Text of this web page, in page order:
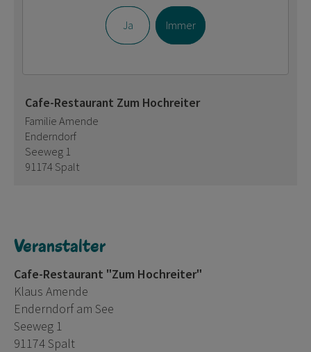
Ja Immer
Cafe-Restaurant Zum Hochreiter
Familie Amende
Enderndorf
Seeweg 1
91174 Spalt
Veranstalter
Cafe-Restaurant "Zum Hochreiter"
Klaus Amende
Enderndorf am See
Seeweg 1
91174 Spalt